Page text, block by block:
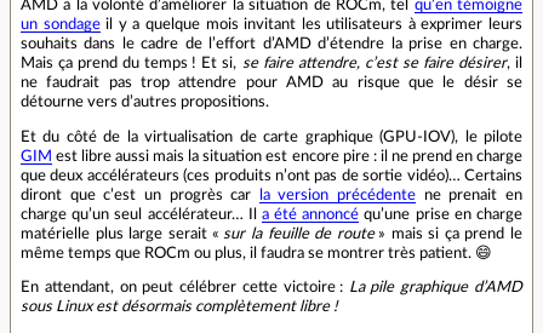
AMD a la volonté d’améliorer la situation de ROCm, tel qu’en témoigne
un sondageil y a quelque mois invitant les utilisateurs à exprimer leurs
souhaits dans le cadre de l’effort d’AMD d’étendre la prise en charge.
Mais ça prend du temps ! Et si, se faire attendre, c’est se faire désirer, il
ne faudrait pas trop attendre pour AMD au risque que le désir se
détourne vers d’autres propositions.
Et du côté de la virtualisation de carte graphique (GPU-IOV), le pilote
GIM est libre aussi mais la situation est encore pire : il ne prend en charge
que deux accélérateurs (ces produits n’ont pas de sortie vidéo)… Certains
diront que c’est un progrès car
la version précédente ne prenait en
charge qu’un seul accélérateur… Il a été annoncé qu’une prise en charge
matérielle plus large serait « sur la feuille de route» mais si ça prend le
même temps que ROCm ou plus, il faudra se montrer très patient. 😄
En attendant, on peut célébrer cette victoire : La pile graphique d’AMD
sous Linux est désormais complètement libre !